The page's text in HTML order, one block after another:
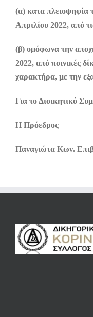
(α) κατα πλειοψηφία
Απριλίου 2022, από
(β) ομόφωνα την
2022, από ποινικές
χαρακτήρα, με την
Για το Διοικητικό
Η Πρόεδρος Ο
Παναγιώτα Κων.